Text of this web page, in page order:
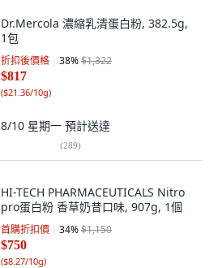
Dr.Mercola 濃縮乳清蛋白粉, 382.5g,
1包
折扣後價格 38%$1,322
$817
($21.36/10g)
8/10 星期一 預計送達
(289)
HI-TECH PHARMACEUTICALS Nitro
pro蛋白粉 香草奶昔口味, 907g, 1個
首購折扣價 34%$1,150
$750
($8.27/10g)